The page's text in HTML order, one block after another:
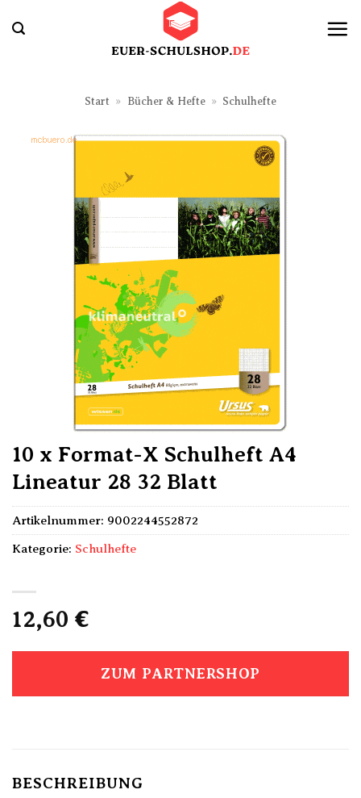
Inhalt
Start » Bücher & Hefte » Schulhefte
10 x Format-X Schulheft A4
Lineatur 28 32 Blatt
12,60 €
ZUM PARTNERSHOP
Artikelnummer: 9002244552872
Kategorie: Schulhefte
BESCHREIBUNG